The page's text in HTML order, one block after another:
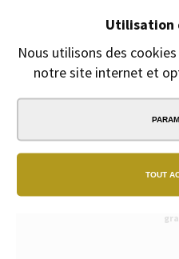
Utilisation
Nous utilisons des
notre site internet et
TOUT
Gravure